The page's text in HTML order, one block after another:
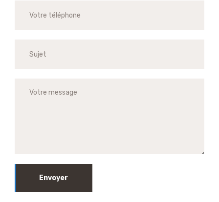
Envoyer